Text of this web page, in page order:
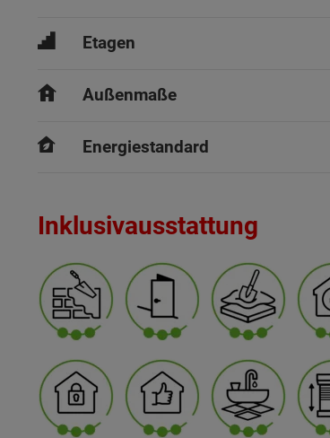
Etagen
Außenmaße
Energiestandard
Inklusivausstattung